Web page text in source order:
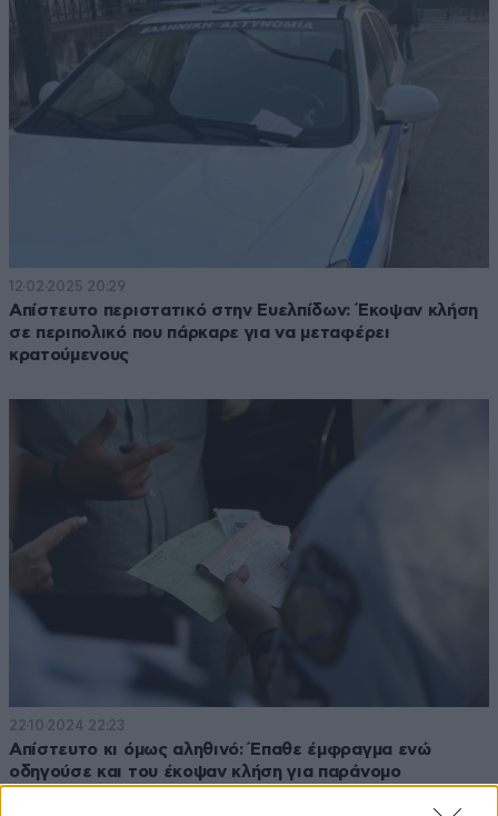
12·02·2025 20:29
Απίστευτο περιστατικό στην Ευελπίδων: Έκοψαν κλήση
σε περιπολικό που πάρκαρε για να μεταφέρει
κρατούμενους
22·10·2024 22:23
Απίστευτο κι όμως αληθινό: Έπαθε έμφραγμα ενώ
οδηγούσε και του έκοψαν κλήση για παράνομο